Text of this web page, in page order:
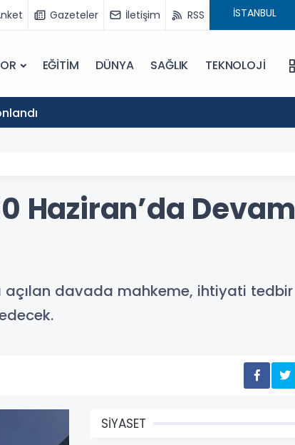
Gazeteler İletişim RSS
EĞİTİM DÜNYA SAĞLIK TEKNOLOJİ
Haziran’da Devam
açılan davada mahkeme, ihtiyati tedbir
SİYASET